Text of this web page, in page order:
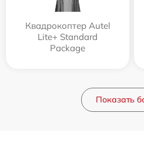
Квадрокоптер Autel
Lite+ Standard
Package
Показать